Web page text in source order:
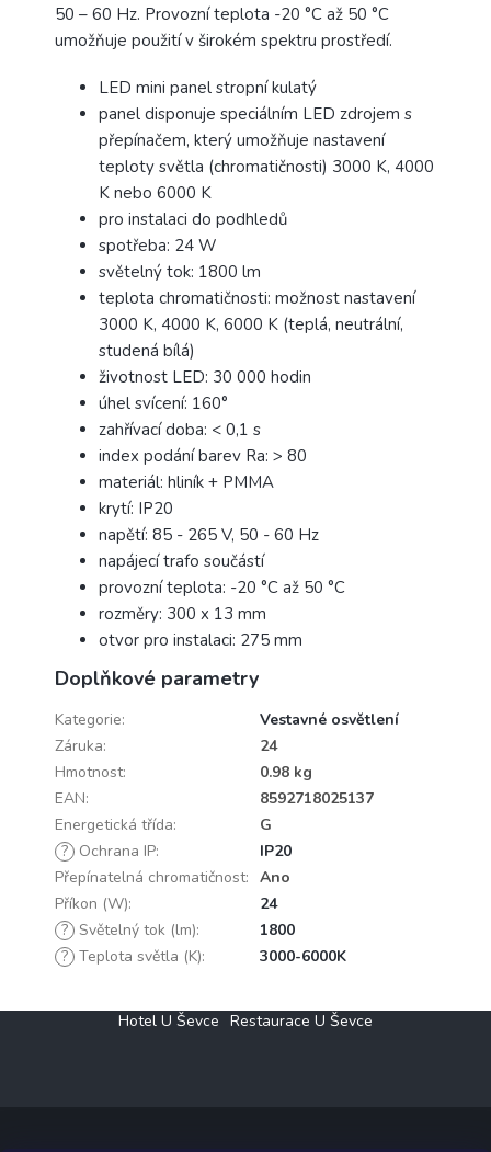
50 – 60 Hz. Provozní teplota -20 °C až 50 °C
umožňuje použití v širokém spektru prostředí.
LED mini panel stropní kulatý
panel disponuje speciálním LED zdrojem s
přepínačem, který umožňuje nastavení
teploty světla (chromatičnosti) 3000 K, 4000
K nebo 6000 K
pro instalaci do podhledů
spotřeba: 24 W
světelný tok: 1800 lm
teplota chromatičnosti: možnost nastavení
3000 K, 4000 K, 6000 K (teplá, neutrální,
studená bílá)
životnost LED: 30 000 hodin
úhel svícení: 160°
zahřívací doba: < 0,1 s
index podání barev Ra: > 80
materiál: hliník + PMMA
krytí: IP20
napětí: 85 - 265 V, 50 - 60 Hz
napájecí trafo součástí
provozní teplota: -20 °C až 50 °C
rozměry: 300 x 13 mm
otvor pro instalaci: 275 mm
Doplňkové parametry
Kategorie:
Vestavné osvětlení
Záruka:
24
Hmotnost:
0.98 kg
EAN:
8592718025137
Energetická třída:
G
? Ochrana IP:
IP20
Přepínatelná chromatičnost: Ano
Příkon (W):
24
? Světelný tok (lm):
1800
? Teplota světla (K): 3000-6000K
Hotel U Ševce Restaurace U Ševce